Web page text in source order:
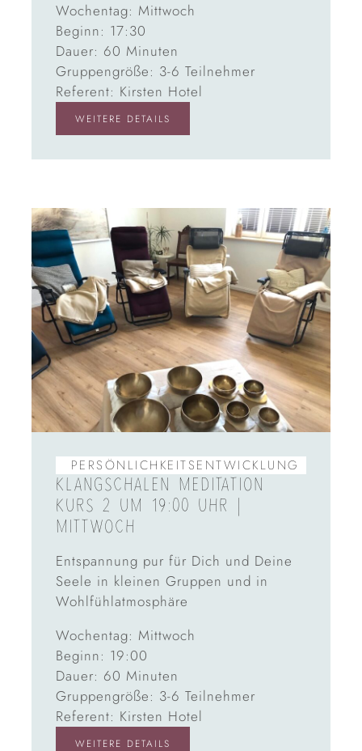
Wochentag: Mittwoch
Beginn: 17:30
Dauer: 60 Minuten
Gruppengröße: 3-6 Teilnehmer
Referent: Kirsten Hotel
WEITERE DETAILS
PERSÖNLICHKEITS­ENTWICKLUNG
KLANGSCHALEN MEDITATION
KURS 2 UM 19:00 UHR |
MITTWOCH
Entspannung pur für Dich und Deine
Seele in kleinen Gruppen und in
Wohlfühlatmosphäre
Wochentag: Mittwoch
Beginn: 19:00
Dauer: 60 Minuten
Gruppengröße: 3-6 Teilnehmer
Referent: Kirsten Hotel
WEITERE DETAILS